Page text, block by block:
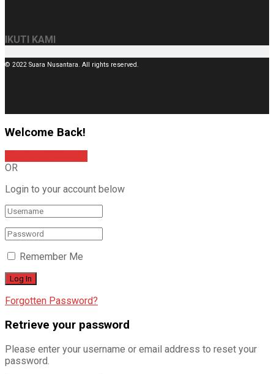
IKUTI KAMI
© 2022 Suara Nusantara. All rights reserved.
Welcome Back!
OR
Login to your account below
Remember Me
Forgotten Password?
Retrieve your password
Please enter your username or email address to reset your
password.